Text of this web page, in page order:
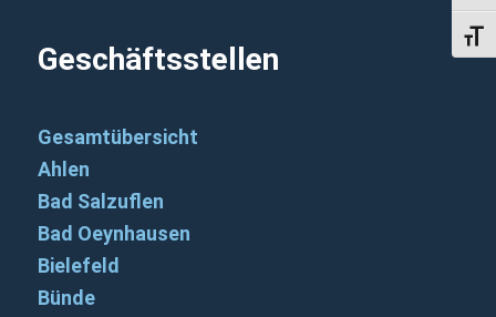
Geschäftsstellen
Gesamtübersicht
Ahlen
Bad Salzuflen
Bad Oeynhausen
Bielefeld
Bünde